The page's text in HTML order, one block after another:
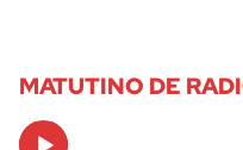
MATUTINO DE
Audio